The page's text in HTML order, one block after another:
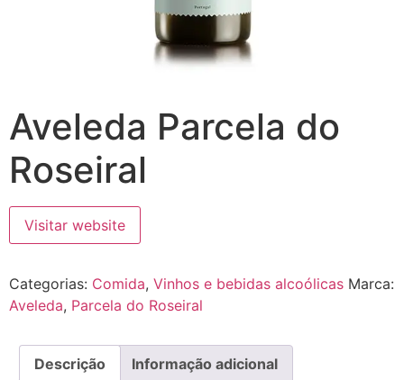
Aveleda Parcela do
Roseiral
Visitar website
Categorias: Comida, Vinhos e bebidas alcoólicas Marca:
Aveleda, Parcela do Roseiral
Descrição Informação adicional